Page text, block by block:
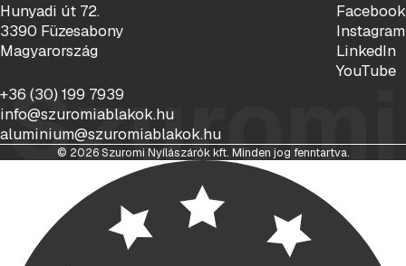
Hunyadi út 72.
3390 Füzesabony
Magyarország
+36 (30) 199 7939
info@szuromiablakok.hu
aluminium@szuromiablakok.hu
Facebook
Instagram
LinkedIn
YouTube
© 2026 Szuromi Nyílászárók kft. Minden jog fenntartva.
Szuromi